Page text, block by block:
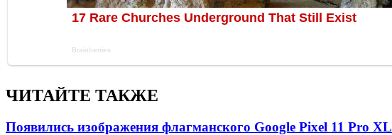
ЧИТАЙТЕ ТАКЖЕ
Появились изображения флагманского Google Pixel 11 Pro XL